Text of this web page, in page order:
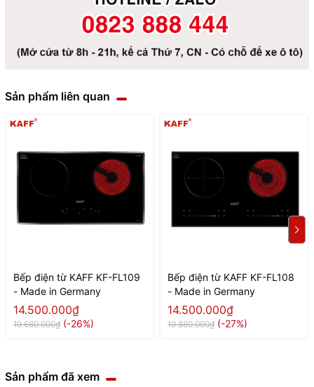
Sản phẩm liên quan
Bếp điện từ KAFF KF-FL109
- Made in Germany
14.500.000₫
19.680.000₫ (-26%)
Bếp điện từ KAFF KF-FL108
- Made in Germany
14.500.000₫
19.880.000₫ (-27%)
Sản phẩm đã xem